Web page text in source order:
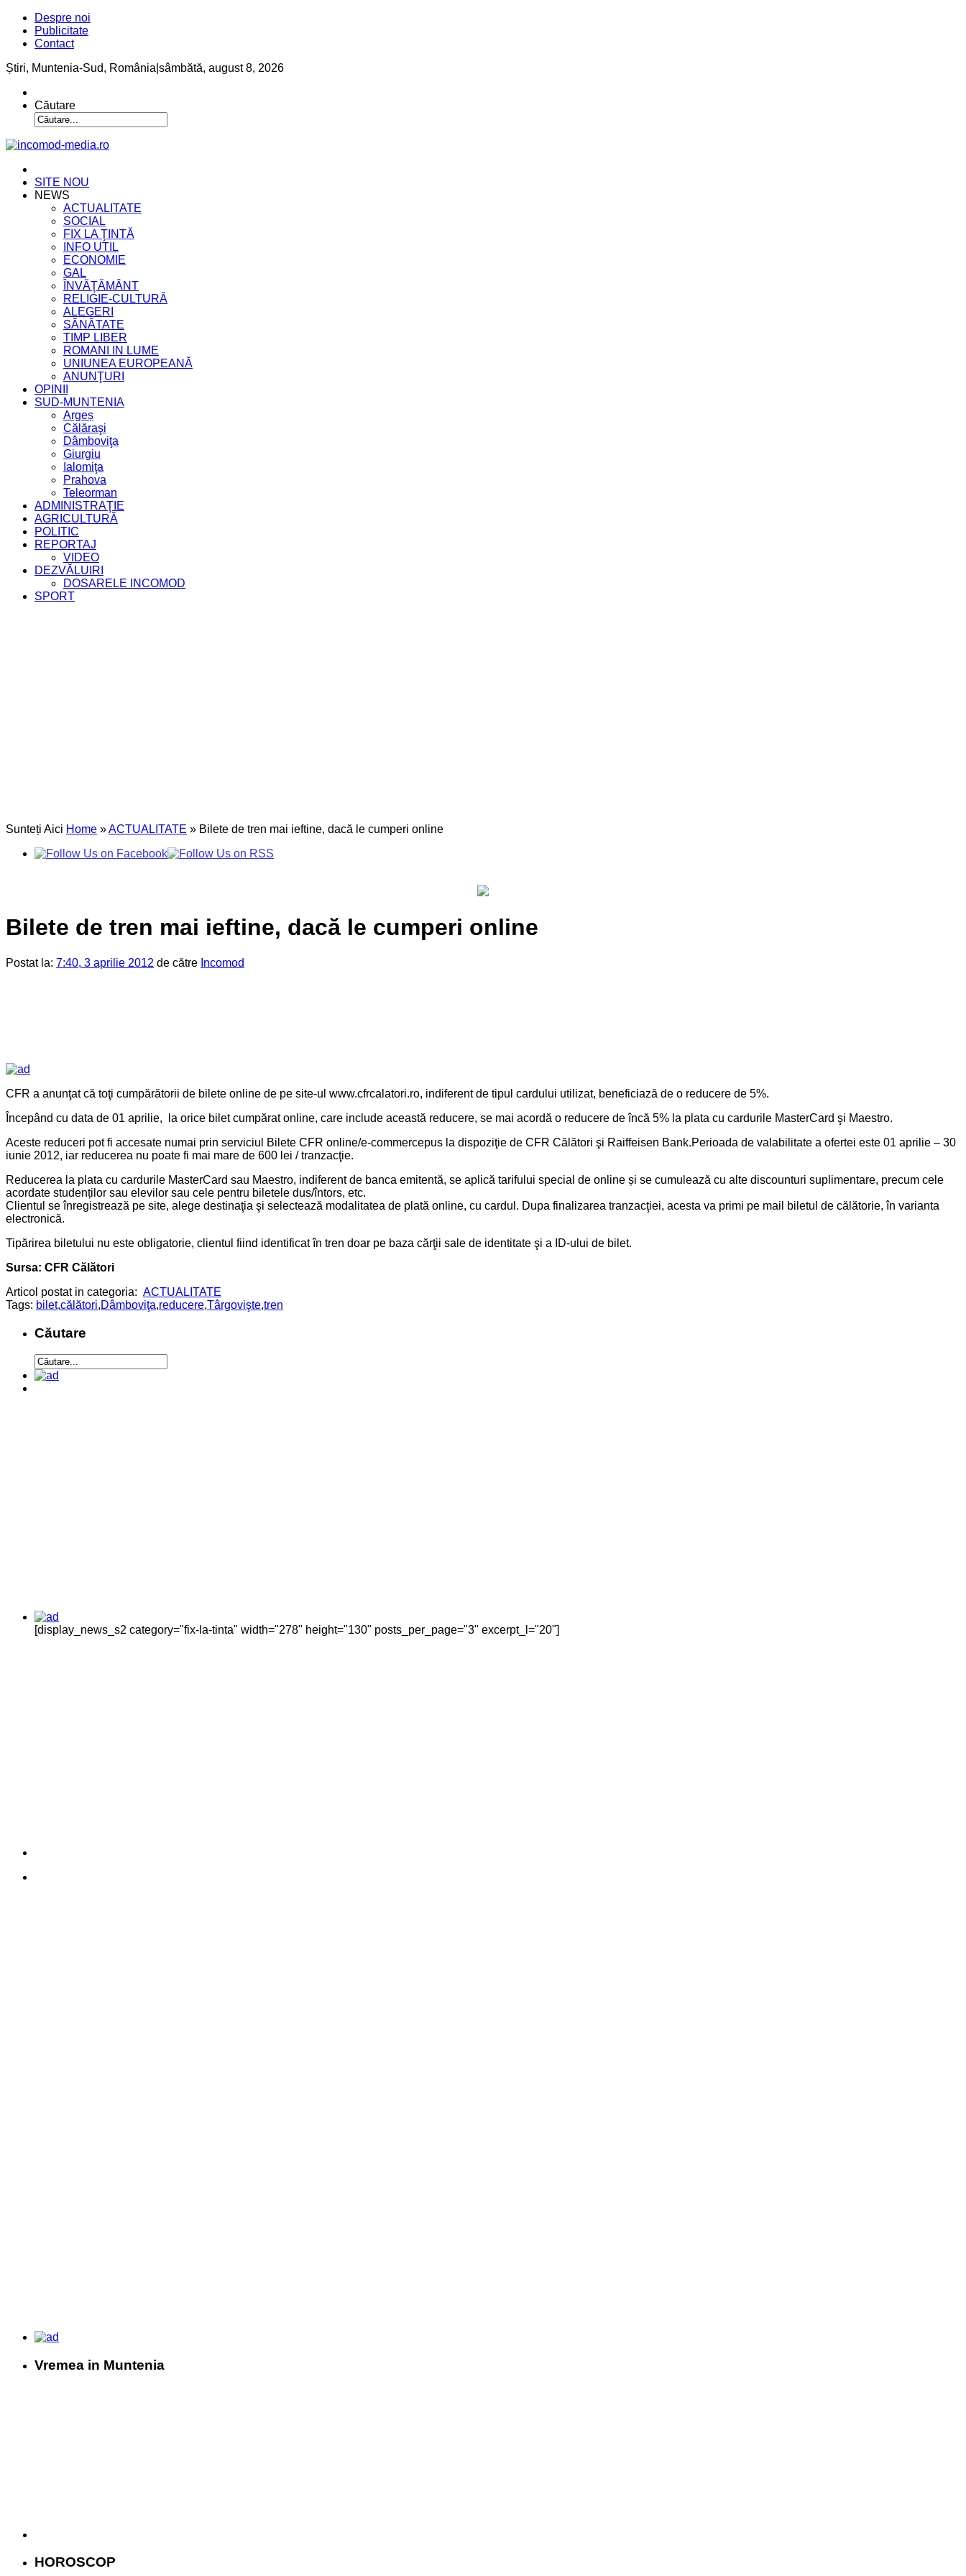
Despre noi
Publicitate
Contact
Știri, Muntenia-Sud, România sâmbătă, august 8, 2026
Căutare
SITE NOU
NEWS
ACTUALITATE
SOCIAL
FIX LA ŢINTĂ
INFO UTIL
ECONOMIE
GAL
ÎNVĂŢĂMÂNT
RELIGIE-CULTURĂ
ALEGERI
SĂNĂTATE
TIMP LIBER
ROMANI IN LUME
UNIUNEA EUROPEANĂ
ANUNŢURI
OPINII
SUD-MUNTENIA
Argeș
Călăraşi
Dâmboviţa
Giurgiu
Ialomiţa
Prahova
Teleorman
ADMINISTRAŢIE
AGRICULTURĂ
POLITIC
REPORTAJ
VIDEO
DEZVĂLUIRI
DOSARELE INCOMOD
SPORT
Sunteți Aici Home »ACTUALITATE » Bilete de tren mai ieftine, dacă le cumperi online
Bilete de tren mai ieftine, dacă le cumperi online
Postat la: 7:40, 3 aprilie 2012 de către Incomod
CFR a anunţat că toţi cumpărătorii de bilete online de pe site-ul www.cfrcalatori.ro, indiferent de tipul cardului utilizat, beneficiază de o reducere de 5%.
Începând cu data de 01 aprilie, la orice bilet cumpărat online, care include această reducere, se mai acordă o reducere de încă 5% la plata cu cardurile MasterCard şi Maestro.
Aceste reduceri pot fi accesate numai prin serviciul Bilete CFR online/e-commercepus la dispoziţie de CFR Călători şi Raiffeisen Bank.Perioada de valabilitate a ofertei este 01 aprilie – 30
iunie 2012, iar reducerea nu poate fi mai mare de 600 lei / tranzacţie.
Reducerea la plata cu cardurile MasterCard sau Maestro, indiferent de banca emitentă, se aplică tarifului special de online și se cumulează cu alte discounturi suplimentare, precum cele
acordate studenților sau elevilor sau cele pentru biletele dus/întors, etc.
Clientul se înregistrează pe site, alege destinaţia şi selectează modalitatea de plată online, cu cardul. Dupa finalizarea tranzacţiei, acesta va primi pe mail biletul de călătorie, în varianta
electronică.
Tipărirea biletului nu este obligatorie, clientul fiind identificat în tren doar pe baza cărţii sale de identitate şi a ID-ului de bilet.
Sursa: CFR Călători
Articol postat in categoria: ACTUALITATE
Tags: bilet,călători,Dâmboviţa,reducere,Târgovişte,tren
Căutare
[display_news_s2 category="fix-la-tinta" width="278" height="130" posts_per_page="3" excerpt_l="20"]
Vremea in Muntenia
HOROSCOP